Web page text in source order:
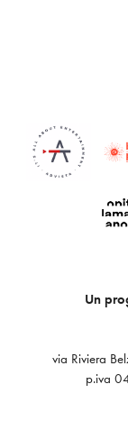
Un
via Riviera
p.iva